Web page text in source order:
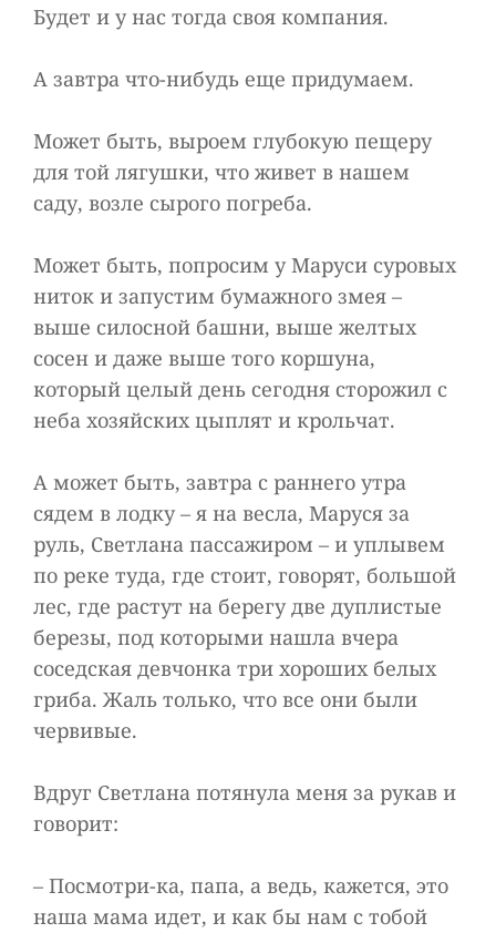
Будет и у нас тогда своя компания.
А завтра что-нибудь еще придумаем.
Может быть, выроем глубокую пещеру
для той лягушки, что живет в нашем
саду, возле сырого погреба.
Может быть, попросим у Маруси суровых
ниток и запустим бумажного змея –
выше силосной башни, выше желтых
сосен и даже выше того коршуна,
который целый день сегодня сторожил с
неба хозяйских цыплят и крольчат.
А может быть, завтра с раннего утра
сядем в лодку – я на весла, Маруся за
руль, Светлана пассажиром – и уплывем
по реке туда, где стоит, говорят, большой
лес, где растут на берегу две дуплистые
березы, под которыми нашла вчера
соседская девчонка три хороших белых
гриба. Жаль только, что все они были
червивые.
Вдруг Светлана потянула меня за рукав и
говорит:
– Посмотри-ка, папа, а ведь, кажется, это
наша мама идет, и как бы нам с тобой